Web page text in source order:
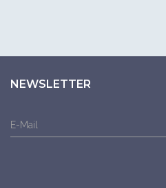
NEWSLETTER
E-Mail